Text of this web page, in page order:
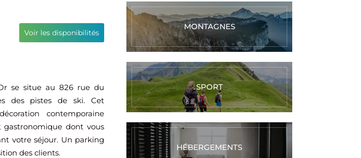
Voir les disponibilités
se situe au 826 rue du
des pistes de ski. Cet
contemporaine
gastronomique dont vous
votre séjour. Un parking
des clients.
MONTAGNES
SPORT
HÉBERGEMENTS